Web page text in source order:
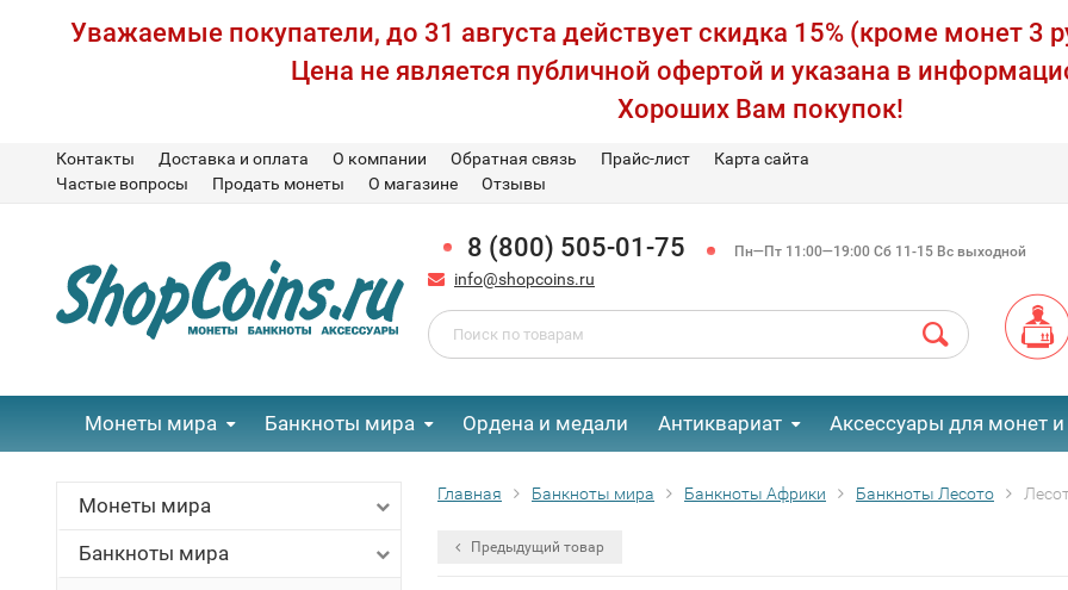
Уважаемые покупатели, до 31 августа действует скидка 15% (кроме монет 3
Цена не является публичной офертой и указана в
Хороших Вам покупок!
Контакты Доставка и оплата О компании Обратная связь Прайс-лист
Карта сайта
Частые вопросы
Продать монеты О магазине Отзывы
8 (800) 505-01-75 Пн—Пт 11:00—19:00 Сб 11-15 Вс выходной
info@shopcoins.ru
Монеты мира Банкноты мира Ордена и медали Антиквариат Аксессуары для монет и
Монеты мира
Банкноты мира
Главная Банкноты мира Банкноты Африки Банкноты Лесото
Предыдущий товар